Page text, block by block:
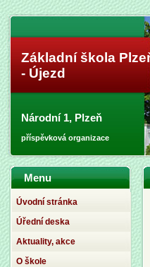
Základní škola
- Újezd
Národní 1, Plzeň
příspěvková organizace
Menu
Úvodní stránka
Úřední deska
Aktuality, akce
O škole